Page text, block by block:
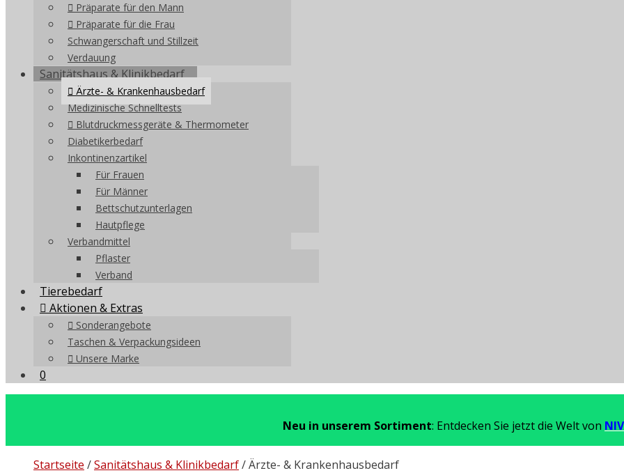
Präparate für den Mann
Präparate für die Frau
Schwangerschaft und Stillzeit
Verdauung
Sanitätshaus & Klinikbedarf
Ärzte- & Krankenhausbedarf
Medizinische Schnelltests
Blutdruckmessgeräte & Thermometer
Diabetikerbedarf
Inkontinenzartikel
Für Frauen
Für Männer
Bettschutzunterlagen
Hautpflege
Verbandmittel
Pflaster
Verband
Tierebedarf
Aktionen & Extras
Sonderangebote
Taschen & Verpackungsideen
Unsere Marke
0
Neu in unserem Sortiment: Entdecken Sie jetzt die Welt von
Startseite /Sanitätshaus & Klinikbedarf/ Ärzte- & Krankenhausbedarf